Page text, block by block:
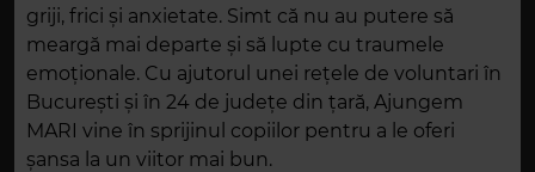
griji, frici și anxietate. Simt că nu au putere să
meargă mai departe și să lupte cu traumele
emoționale. Cu ajutorul unei rețele de voluntari în
București și în 24 de județe din țară, Ajungem
MARI vine în sprijinul copiilor pentru a le oferi
șansa la un viitor mai bun.